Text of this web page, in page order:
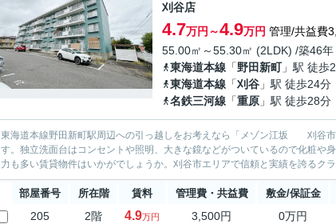
刈谷店
4.7万円～4.9万円 管理/共益費
55.00㎡～55.30㎡ (2LDK) /築46年
東海道本線 「野田新町」駅 徒歩
東海道本線 「刈谷 」駅 徒歩24分
名鉄三河線 「重原 」駅 徒歩28分
東海道本線野田新町駅周辺への引っ越しをお考えなら「メゾン江坂 刈谷
す。独立洗面台はコンセントや照明、大きな鏡などがついているので化粧
力も多い賃貸物件はいかがでしょうか。刈谷市エリアで信頼と実績を誇るク
部屋番号 所在階 賃料 管理費・共益費 敷金/保証金
205 2階 4.9万円 3,500円 0万円